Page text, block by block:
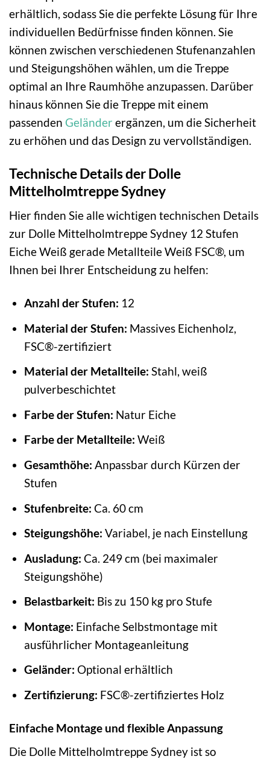
erhältlich, sodass Sie die perfekte Lösung für Ihre
individuellen Bedürfnisse finden können. Sie
können zwischen verschiedenen Stufenanzahlen
und Steigungshöhen wählen, um die Treppe
optimal an Ihre Raumhöhe anzupassen. Darüber
hinaus können Sie die Treppe mit einem
passenden Geländer ergänzen, um die Sicherheit
zu erhöhen und das Design zu vervollständigen.
Technische Details der Dolle
Mittelholmtreppe Sydney
Hier finden Sie alle wichtigen technischen Details
zur Dolle Mittelholmtreppe Sydney 12 Stufen
Eiche Weiß gerade Metallteile Weiß FSC®, um
Ihnen bei Ihrer Entscheidung zu helfen:
Anzahl der Stufen: 12
Material der Stufen: Massives Eichenholz,
FSC®-zertifiziert
Material der Metallteile: Stahl, weiß
pulverbeschichtet
Farbe der Stufen: Natur Eiche
Farbe der Metallteile: Weiß
Gesamthöhe: Anpassbar durch Kürzen der
Stufen
Stufenbreite: Ca. 60 cm
Steigungshöhe: Variabel, je nach Einstellung
Ausladung: Ca. 249 cm (bei maximaler
Steigungshöhe)
Belastbarkeit: Bis zu 150 kg pro Stufe
Montage: Einfache Selbstmontage mit
ausführlicher Montageanleitung
Geländer: Optional erhältlich
Zertifizierung: FSC®-zertifiziertes Holz
Einfache Montage und flexible Anpassung
Die Dolle Mittelholmtreppe Sydney ist so